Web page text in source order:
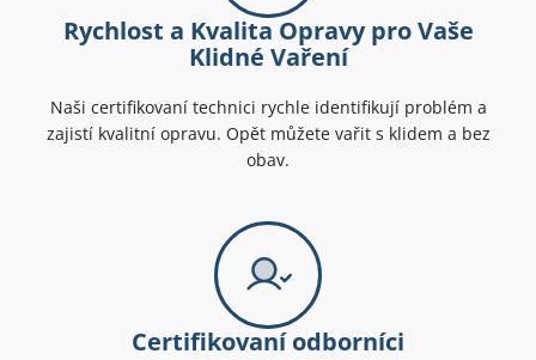
Rychlost a Kvalita Opravy pro Vaše
Klidné Vaření
Naši certifikovaní technici rychle identifikují problém a
zajistí kvalitní opravu. Opět můžete vařit s klidem a bez
obav.
Certifikovaní odborníci